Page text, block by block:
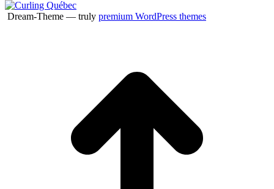
Dream-Theme — truly premium WordPress themes